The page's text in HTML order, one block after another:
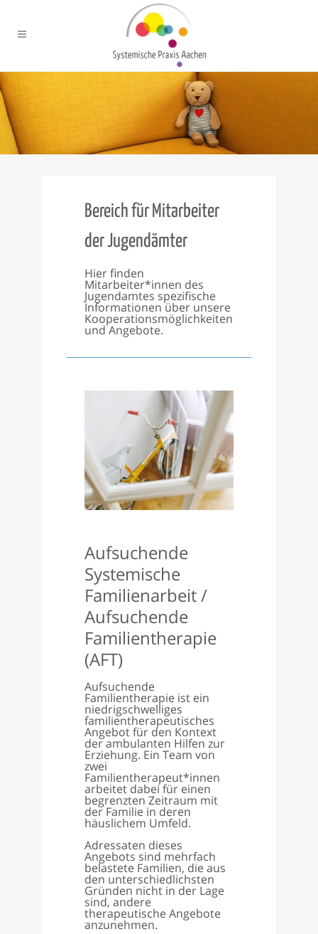
Bereich für Mitarbeiter
der Jugendämter
Hier finden
Mitarbeiter*innen des
Jugendamtes spezifische
Informationen über unsere
Kooperationsmöglichkeiten
und Angebote.
Aufsuchende
Systemische
Familienarbeit /
Aufsuchende
Familientherapie
(AFT)
Aufsuchende
Familientherapie ist ein
niedrigschwelliges
familientherapeutisches
Angebot für den Kontext
der ambulanten Hilfen zur
Erziehung. Ein Team von
zwei
Familientherapeut*innen
arbeitet dabei für einen
begrenzten Zeitraum mit
der Familie in deren
häuslichem Umfeld.
Adressaten dieses
Angebots sind mehrfach
belastete Familien, die aus
den unterschiedlichsten
Gründen nicht in der Lage
sind, andere
therapeutische Angebote
anzunehmen.